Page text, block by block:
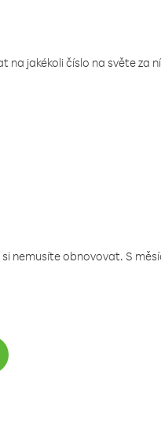
jakékoli číslo na světe za
nemusíte obnovovat. S